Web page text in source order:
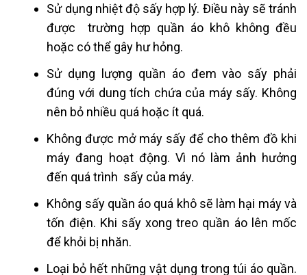
Sử dụng nhiệt độ sấy hợp lý. Điều này sẽ tránh
được trường hợp quần áo khô không đều
hoặc có thể gây hư hỏng.
Sử dụng lượng quần áo đem vào sấy phải
đúng với dung tích chứa của máy sấy. Không
nên bỏ nhiều quá hoặc ít quá.
Không được mở máy sấy để cho thêm đồ khi
máy đang hoạt động. Vì nó làm ảnh hưởng
đến quá trình sấy của máy.
Không sấy quần áo quá khô sẽ làm hại máy và
tốn điện. Khi sấy xong treo quần áo lên mốc
để khỏi bị nhăn.
Loại bỏ hết những vật dụng trong túi áo quần.